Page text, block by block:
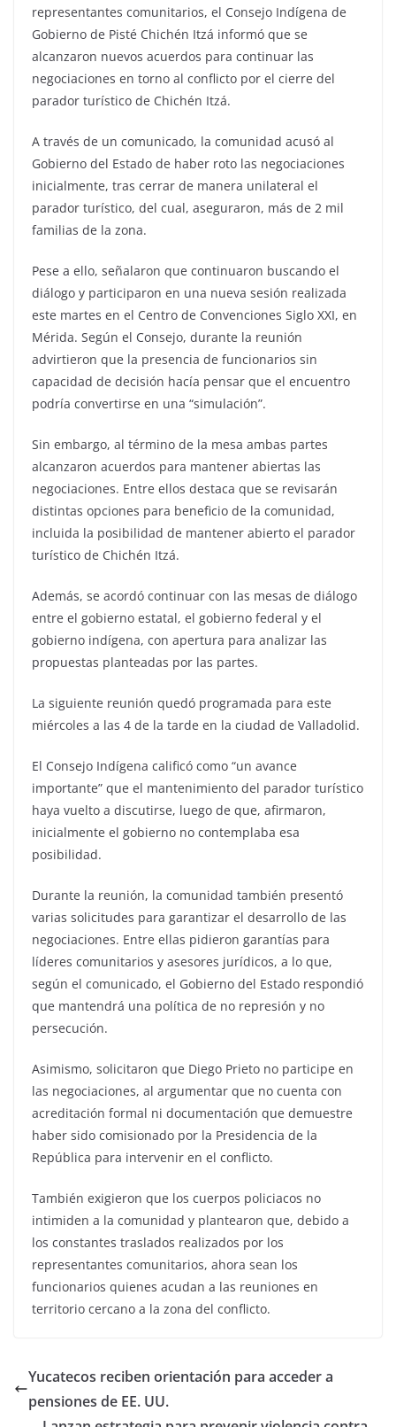
representantes comunitarios, el Consejo Indígena de
Gobierno de Pisté Chichén Itzá informó que se
alcanzaron nuevos acuerdos para continuar las
negociaciones en torno al conflicto por el cierre del
parador turístico de Chichén Itzá.
A través de un comunicado, la comunidad acusó al
Gobierno del Estado de haber roto las negociaciones
inicialmente, tras cerrar de manera unilateral el
parador turístico, del cual, aseguraron, más de 2 mil
familias de la zona.
Pese a ello, señalaron que continuaron buscando el
diálogo y participaron en una nueva sesión realizada
este martes en el Centro de Convenciones Siglo XXI, en
Mérida. Según el Consejo, durante la reunión
advirtieron que la presencia de funcionarios sin
capacidad de decisión hacía pensar que el encuentro
podría convertirse en una “simulación”.
Sin embargo, al término de la mesa ambas partes
alcanzaron acuerdos para mantener abiertas las
negociaciones. Entre ellos destaca que se revisarán
distintas opciones para beneficio de la comunidad,
incluida la posibilidad de mantener abierto el parador
turístico de Chichén Itzá.
Además, se acordó continuar con las mesas de diálogo
entre el gobierno estatal, el gobierno federal y el
gobierno indígena, con apertura para analizar las
propuestas planteadas por las partes.
La siguiente reunión quedó programada para este
miércoles a las 4 de la tarde en la ciudad de Valladolid.
El Consejo Indígena calificó como “un avance
importante” que el mantenimiento del parador turístico
haya vuelto a discutirse, luego de que, afirmaron,
inicialmente el gobierno no contemplaba esa
posibilidad.
Durante la reunión, la comunidad también presentó
varias solicitudes para garantizar el desarrollo de las
negociaciones. Entre ellas pidieron garantías para
líderes comunitarios y asesores jurídicos, a lo que,
según el comunicado, el Gobierno del Estado respondió
que mantendrá una política de no represión y no
persecución.
Asimismo, solicitaron que Diego Prieto no participe en
las negociaciones, al argumentar que no cuenta con
acreditación formal ni documentación que demuestre
haber sido comisionado por la Presidencia de la
República para intervenir en el conflicto.
También exigieron que los cuerpos policiacos no
intimiden a la comunidad y plantearon que, debido a
los constantes traslados realizados por los
representantes comunitarios, ahora sean los
funcionarios quienes acudan a las reuniones en
territorio cercano a la zona del conflicto.
Yucatecos reciben orientación para acceder a
pensiones de EE. UU.